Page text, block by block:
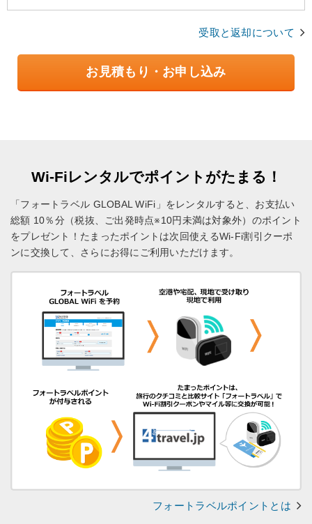
受取と返却について
お見積もり・お申し込み
Wi-Fiレンタルでポイントがたまる！
「フォートラベル GLOBAL WiFi」をレンタルすると、お支払い
総額 10％分（税抜、ご出発時点※10円未満は対象外）のポイント
をプレゼント！ たまったポイントは次回使えるWi-Fi割引クーポ
ンに交換して、さらにお得にご利用いただけます。
フォートラベルポイントとは